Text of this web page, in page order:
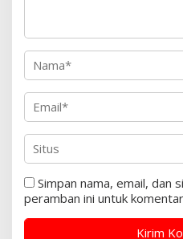
Simpan nama, email, dan
peramban ini untuk